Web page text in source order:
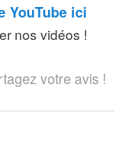
YouTube ici
nos vidéos !
votre avis !